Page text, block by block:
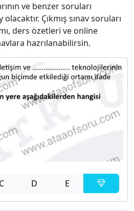
ve benzer soruları
Çıkmış sınav soruları
ders özetleri ve online
hazrılanabilirsin.
C D E